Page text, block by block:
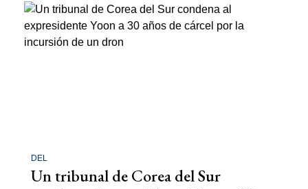
DEL
Un tribunal de Corea del Sur